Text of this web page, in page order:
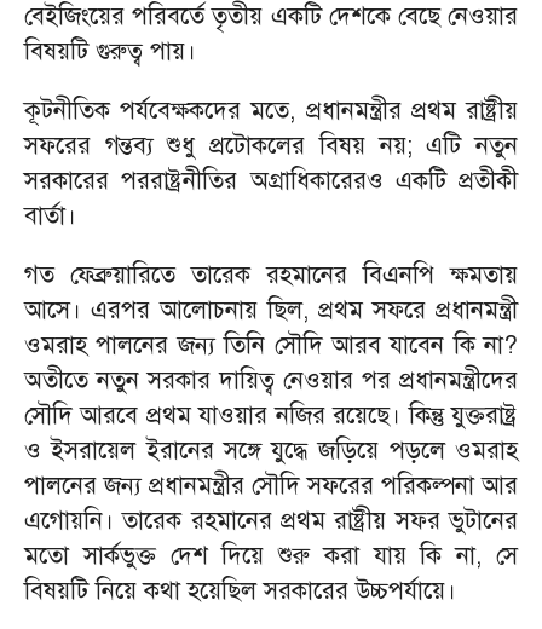
বেইজিংয়ের পরিবর্তে তৃতীয় একটি দেশকে বেছে নেওয়ার
বিষয়টি গুরুত্ব পায়।
কূটনীতিক পর্যবেক্ষকদের মতে, প্রধানমন্ত্রীর প্রথম রাষ্ট্রীয়
সফরের গন্তব্য শুধু প্রটোকলের বিষয় নয়; এটি নতুন
সরকারের পররাষ্ট্রনীতির অগ্রাধিকারেরও একটি প্রতীকী
বার্তা।
গত ফেব্রুয়ারিতে তারেক রহমানের বিএনপি ক্ষমতায়
আসে। এরপর আলোচনায় ছিল, প্রথম সফরে প্রধানমন্ত্রী
ওমরাহ পালনের জন্য তিনি সৌদি আরব যাবেন কি না?
অতীতে নতুন সরকার দায়িত্ব নেওয়ার পর প্রধানমন্ত্রীদের
সৌদি আরবে প্রথম যাওয়ার নজির রয়েছে। কিন্তু যুক্তরাষ্ট্র
ও ইসরায়েল ইরানের সঙ্গে যুদ্ধে জড়িয়ে পড়লে ওমরাহ
পালনের জন্য প্রধানমন্ত্রীর সৌদি সফরের পরিকল্পনা আর
এগোয়নি। তারেক রহমানের প্রথম রাষ্ট্রীয় সফর ভুটানের
মতো সার্কভুক্ত দেশ দিয়ে শুরু করা যায় কি না, সে
বিষয়টি নিয়ে কথা হয়েছিল সরকারের উচ্চপর্যায়ে।